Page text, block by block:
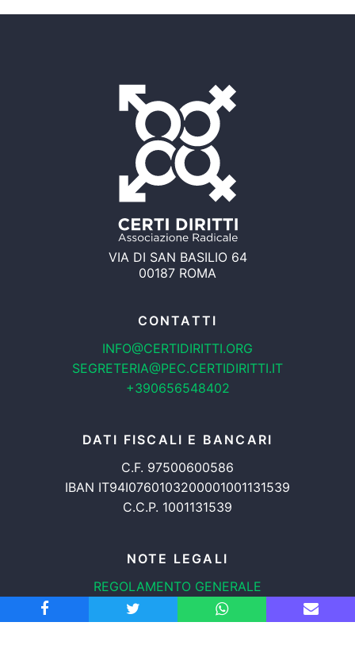
VIA DI SAN BASILIO 64
00187 ROMA
CONTATTI
INFO@CERTIDIRITTI.ORG
SEGRETERIA@PEC.CERTIDIRITTI.IT
+390656548402
DATI FISCALI E BANCARI
C.F. 97500600586
IBAN IT94I0760103200001001131539
C.C.P. 1001131539
NOTE LEGALI
REGOLAMENTO GENERALE
PROTEZIONE DATI
INFORMATIVA COOKIES